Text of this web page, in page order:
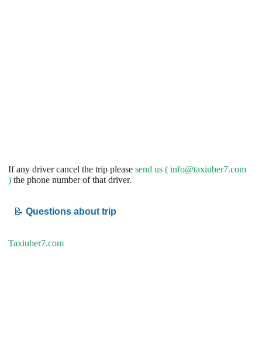
If any driver cancel the trip please send us ( info@taxiuber7.com
) the phone number of that driver.
📝 Questions about trip
Taxiuber7.com